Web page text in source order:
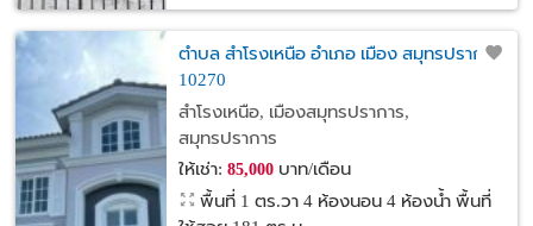
ตำบล สำโรงเหนือ อำเภอ เมือง สมุทรปราการ
10270
สำโรงเหนือ, เมืองสมุทรปราการ,
สมุทรปราการ
ให้เช่า: 85,000บาท/เดือน
พื้นที่ 1 ตร.วา 4 ห้องนอน 4 ห้องน้ำ พื้นที่